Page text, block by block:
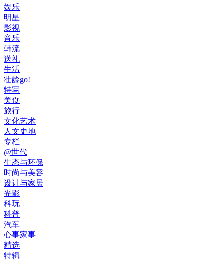
娱乐
明星
影视
音乐
韩流
送礼
生活
壮龄go!
特写
美食
旅行
文化艺术
人文史地
专栏
@世代
生态与环保
时尚与美容
设计与家居
光影
科玩
科普
汽车
心事家事
精选
特辑